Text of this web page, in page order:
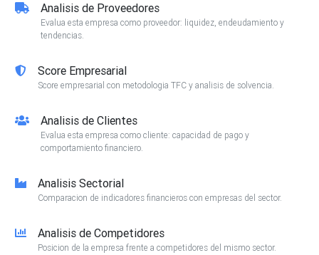
Analisis de Proveedores
Evalua esta empresa como proveedor: liquidez, endeudamiento y
tendencias.
Score Empresarial
Score empresarial con metodologia TFC y analisis de solvencia.
Analisis de Clientes
Evalua esta empresa como cliente: capacidad de pago y
comportamiento financiero.
Analisis Sectorial
Comparacion de indicadores financieros con empresas del sector.
Analisis de Competidores
Posicion de la empresa frente a competidores del mismo sector.